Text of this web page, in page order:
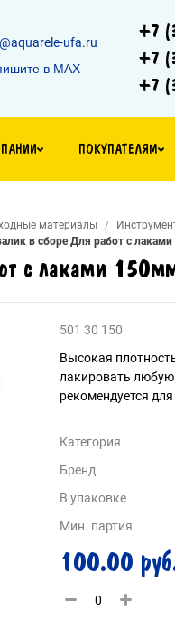
ufa.ru
в MAX
+7
+7
+7
ПОКУПАТЕЛЯМ
материалы
в сборе Для работ с
с лаками
501 30 150
Высокая
лакировать
рекомендуется
Категория
Бренд
В упаковке
Мин. партия
100.00